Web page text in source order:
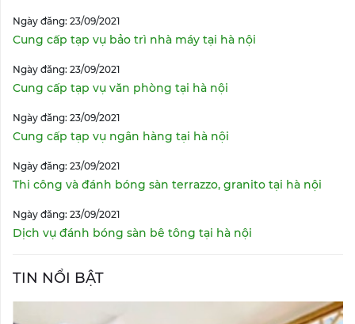
Ngày đăng: 23/09/2021
Cung cấp tạp vụ bảo trì nhà máy tại hà nội
Ngày đăng: 23/09/2021
Cung cấp tạp vụ văn phòng tại hà nội
Ngày đăng: 23/09/2021
Cung cấp tạp vụ ngân hàng tại hà nội
Ngày đăng: 23/09/2021
Thi công và đánh bóng sàn terrazzo, granito tại hà nội
Ngày đăng: 23/09/2021
Dịch vụ đánh bóng sàn bê tông tại hà nội
TIN NỔI BẬT